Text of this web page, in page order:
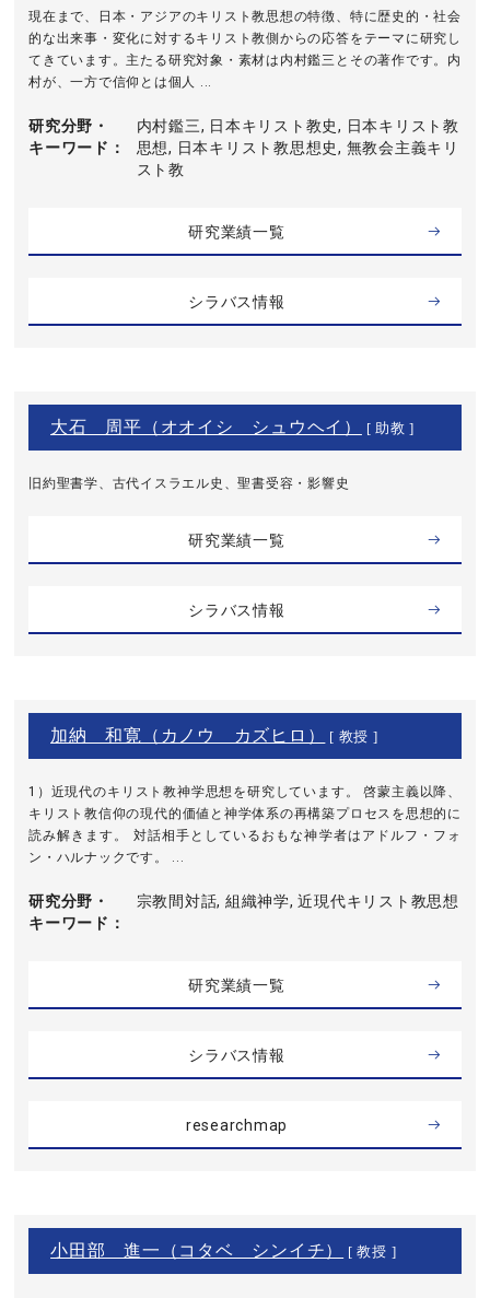
現在まで、日本・アジアのキリスト教思想の特徴、特に歴史的・社会
的な出来事・変化に対するキリスト教側からの応答をテーマに研究し
てきています。主たる研究対象・素材は内村鑑三とその著作です。内
村が、一方で信仰とは個人 ...
研究分野・
キーワード
内村鑑三, 日本キリスト教史, 日本キリスト教
思想, 日本キリスト教思想史, 無教会主義キリ
スト教
研究業績一覧
シラバス情報
大石 周平（オオイシ シュウヘイ） [ 助教 ]
旧約聖書学、古代イスラエル史、聖書受容・影響史
研究業績一覧
シラバス情報
加納 和寛（カノウ カズヒロ） [ 教授 ]
1）近現代のキリスト教神学思想を研究しています。 啓蒙主義以降、
キリスト教信仰の現代的価値と神学体系の再構築プロセスを思想的に
読み解きます。 対話相手としているおもな神学者はアドルフ・フォ
ン・ハルナックです。 ...
研究分野・
キーワード
宗教間対話, 組織神学, 近現代キリスト教思想
研究業績一覧
シラバス情報
researchmap
小田部 進一（コタベ シンイチ） [ 教授 ]